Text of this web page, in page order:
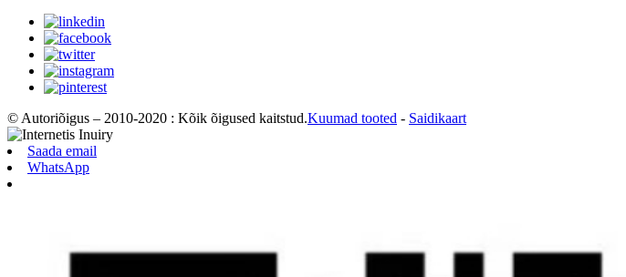
© Autoriõigus – 2010-2020 : Kõik õigused kaitstud.Kuumad tooted - Saidikaart
Saada email
WhatsApp